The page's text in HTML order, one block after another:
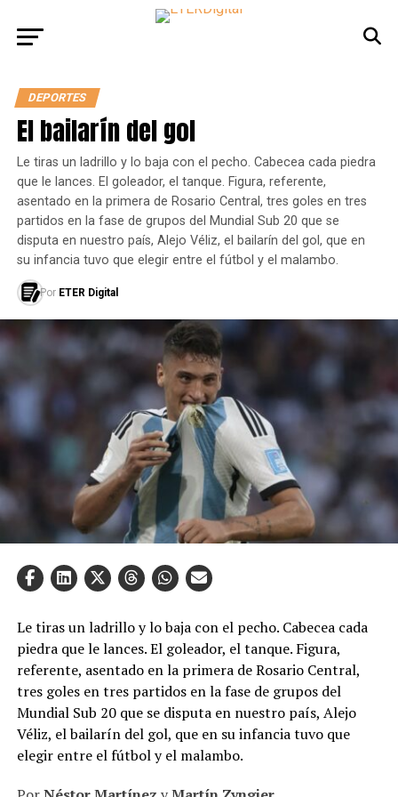
DEPORTES
El bailarín del gol
Le tiras un ladrillo y lo baja con el pecho. Cabecea cada piedra
que le lances. El goleador, el tanque. Figura, referente,
asentado en la primera de Rosario Central, tres goles en tres
partidos en la fase de grupos del Mundial Sub 20 que se
disputa en nuestro país, Alejo Véliz, el bailarín del gol, que en
su infancia tuvo que elegir entre el fútbol y el malambo.
Por ETER Digital
Le tiras un ladrillo y lo baja con el pecho. Cabecea cada
piedra que le lances. El goleador, el tanque. Figura,
referente, asentado en la primera de Rosario Central,
tres goles en tres partidos en la fase de grupos del
Mundial Sub 20 que se disputa en nuestro país, Alejo
Véliz, el bailarín del gol, que en su infancia tuvo que
elegir entre el fútbol y el malambo.